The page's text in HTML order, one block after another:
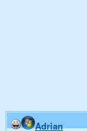
Adrian